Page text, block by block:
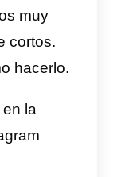
entender
cuanto a la